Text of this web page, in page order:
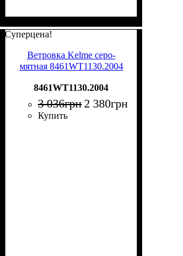
Суперцена!
Ветровка Kelme серо-
мятная 8461WT1130.2004
8461WT1130.2004
3 036грн 2 380грн
Купить